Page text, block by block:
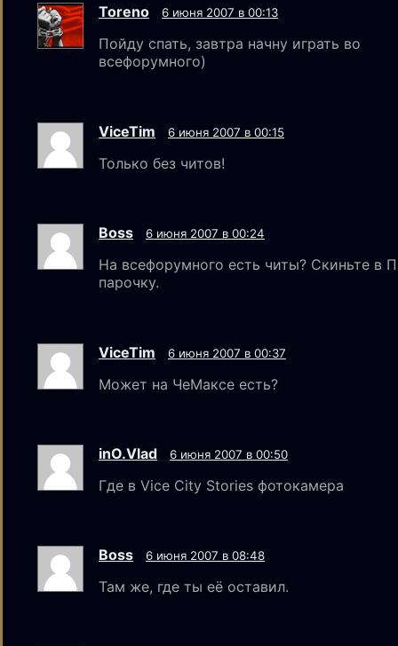
Toreno 6 июня 2007 в 00:13
Пойду спать, завтра начну играть во
всефорумного)
ViceTim 6 июня 2007 в 00:15
Только без читов!
Boss 6 июня 2007 в 00:24
На всефорумного есть читы? Скиньте в
парочку.
ViceTim 6 июня 2007 в 00:37
Может на ЧеМаксе есть?
inO.Vlad 6 июня 2007 в 00:50
Где в Vice City Stories фотокамера
Boss 6 июня 2007 в 08:48
Там же, где ты её оставил.